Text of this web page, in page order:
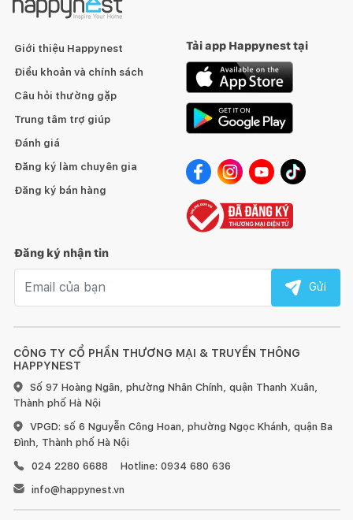
CÔNG TY CỔ PHẦN THƯƠNG MẠI & TRUYỀN THÔNG
HAPPYNEST
Số 97 Hoàng Ngân, phường Nhân Chính, quận Thanh Xuân,
Thành phố Hà Nội
VPGD: số 6 Nguyễn Công Hoan, phường Ngọc Khánh, quận Ba
Đình, Thành phố Hà Nội
024 2280 6688
Hotline: 0934 680 636
info@happynest.vn
Giới thiệu Happynest
Điều khoản và chính sách
Câu hỏi thường gặp
Trung tâm trợ giúp
Đánh giá
Đăng ký làm chuyên gia
Đăng ký bán hàng
Tải app Happynest tại
Đăng ký nhận tin
Gửi